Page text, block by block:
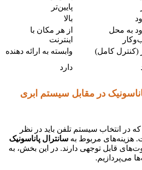
پایین‌تر
بالا
به محل
از هر مکان با
اینترنت
(کنترل کامل)
وابسته به ارائه دهنده
دارد
در مقابل سیستم ابری
در انتخاب سیستم تلفن باید در نظر
هزینه‌های مربوط به سانترال پاناسونیک
قابل توجهی دارند. در این بخش، به
می‌پردازیم.